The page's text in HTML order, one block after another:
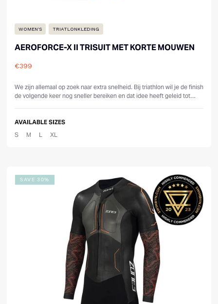
WOMEN'S TRIATLONKLEDING
AEROFORCE-X II TRISUIT MET KORTE MOUWEN
€399
We zijn allemaal op zoek naar extra snelheid. Bij triathlon wil je de finish
de volgende keer nog sneller bereiken en dat idee heeft geleid tot
AVAILABLE SIZES
S
M L XL
SAVE 30%